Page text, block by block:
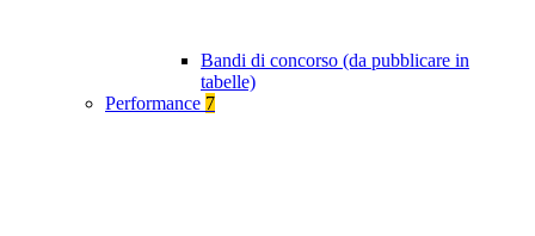
Bandi di concorso (da pubblicare in
tabelle)
Performance 7